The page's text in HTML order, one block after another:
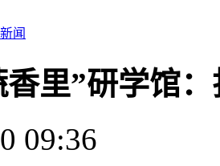
闻
香里”研学馆
09:36